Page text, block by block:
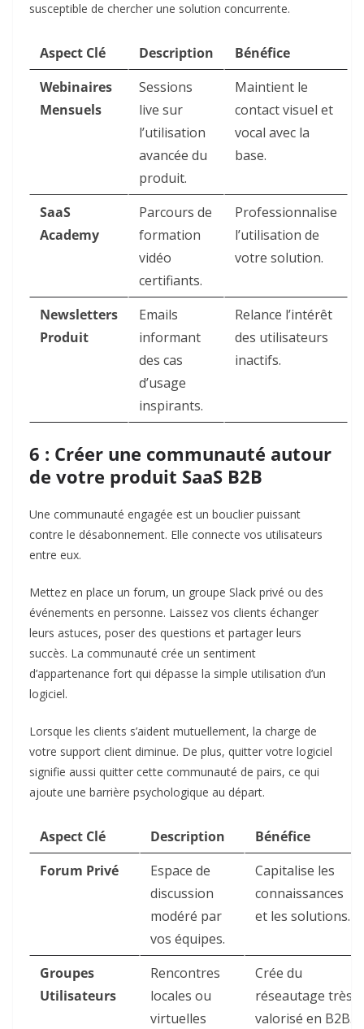
susceptible de chercher une solution concurrente.
Aspect Clé Description
Bénéfice
Webinaires
Mensuels
Sessions
live sur
l’utilisation
avancée du
produit.
Maintient le
contact visuel et
vocal avec la
base.
SaaS
Academy
Parcours de
formation
vidéo
certifiants.
Professionnalise
l’utilisation de
votre solution.
Newsletters
Produit
Emails
informant
des cas
d’usage
inspirants.
Relance l’intérêt
des utilisateurs
inactifs.
6 : Créer une communauté autour
de votre produit SaaS B2B
Une communauté engagée est un bouclier puissant
contre le désabonnement. Elle connecte vos utilisateurs
entre eux.
Mettez en place un forum, un groupe Slack privé ou des
événements en personne. Laissez vos clients échanger
leurs astuces, poser des questions et partager leurs
succès. La communauté crée un sentiment
d’appartenance fort qui dépasse la simple utilisation d’un
logiciel.
Lorsque les clients s’aident mutuellement, la charge de
votre support client diminue. De plus, quitter votre logiciel
signifie aussi quitter cette communauté de pairs, ce qui
ajoute une barrière psychologique au départ.
Aspect Clé Description
Bénéfice
Forum Privé
Espace de
discussion
modéré par
vos équipes.
Capitalise les
connaissances
et les solutions.
Groupes
Utilisateurs
Rencontres
locales ou
virtuelles
Crée du
réseautage très
valorisé en B2B.